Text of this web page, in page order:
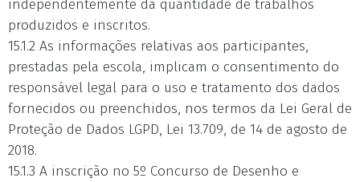
independentemente da quantidade de trabalhos
produzidos e inscritos.
15.1.2 As informações relativas aos participantes,
prestadas pela escola, implicam o consentimento do
responsável legal para o uso e tratamento dos dados
fornecidos ou preenchidos, nos termos da Lei Geral de
Proteção de Dados LGPD, Lei 13.709, de 14 de agosto de
2018.
15.1.3 A inscrição no 5º Concurso de Desenho e